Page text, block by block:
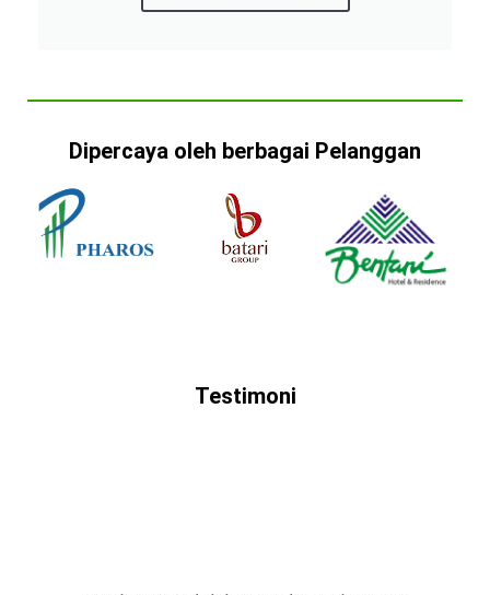
Dipercaya oleh berbagai Pelanggan
Testimoni